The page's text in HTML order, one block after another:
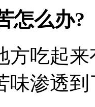
怎么办?
方吃起
味渗透